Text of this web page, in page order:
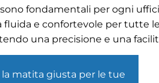
fondamentali per ogni
e confortevole per tutte
una precisione e una
la matita giusta per le tue